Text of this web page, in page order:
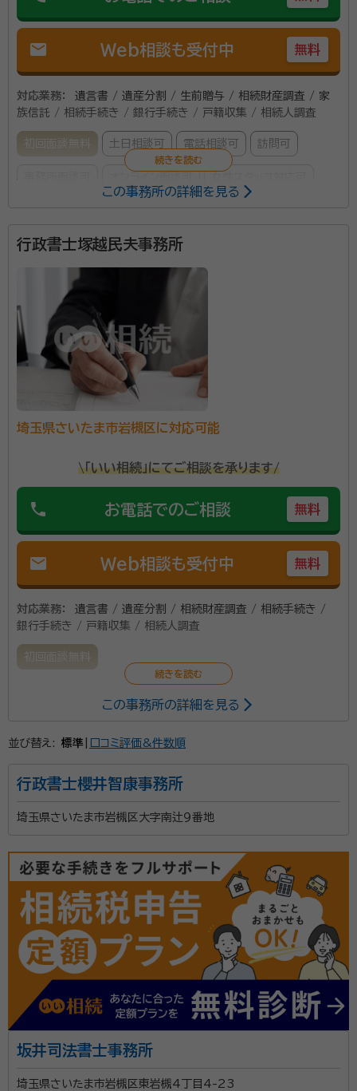
mail Web相談も受付中 無料
対応業務：
遺言書 / 遺産分割 / 生前贈与 / 相続財産調査 / 家
族信託 / 相続手続き / 銀行手続き / 戸籍収集 / 相続人調査
初回面談無料 土日相談可 電話相談可 訪問可
大橋 章（おおはし あきら）
行政書士、宅地建物取引士・賃貸不動産
埼玉県川口市出身 不動産実務経験15年
事務所口コミ（抜粋）：
満足度 5.0
ご利用時期：2026/6
面談の感想
面談時、穏やかに高齢の母のペースに合わせてわかりやすく説明して下
さいました。円満に話がまとまりそうだと感じたので依頼いたしました。
ショートメールで１つ１つ確認してくれたり、安心感がありました。シンプ
相続費用については定額１０万円（実費費用は除く）で安
心の料金体系。ただし、相続人の間で揉めている場合は
別途費用が発生します。 また、不動産実務の経験（１５
年）を活かして、不動産（売買・賃貸・借地物件・底地物
お任せください。弁護士・税理士・司法書士・社会保険労
務士といった各専門家と連携しながら万全の対応がで
きます。
業務主任者
所属団体：埼玉県行政書士会
この事務所の詳細を見る
行政書士塚越民夫事務所
埼玉県さいたま市岩槻区に対応可能
\「いい相続」にてご相談を承ります/
phone お電話でのご相談 無料
mail Web相談も受付中 無料
対応業務：
遺言書 / 遺産分割 / 相続財産調査 / 相続手続き /
銀行手続き / 戸籍収集 / 相続人調査
初回面談無料
この事務所の詳細を見る
並び替え: 標準 口コミ評価&件数順
行政書士櫻井智康事務所
埼玉県さいたま市岩槻区大字南辻９番地
坂井司法書士事務所
埼玉県さいたま市岩槻区東岩槻4丁目4-23